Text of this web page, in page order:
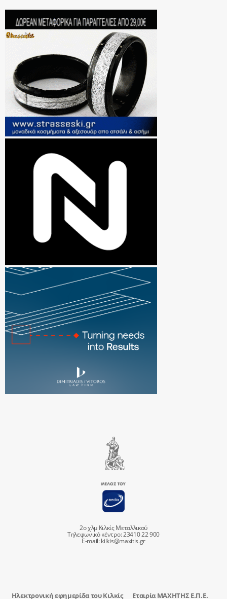
2ο χλμ Κιλκίς Μεταλλικού
Τηλεφωνικό κέντρο: 23410 22 900
E-mail:kilkis@maxitis.gr
Ηλεκτρονική εφημερίδα του Κιλκίς Εταιρία ΜΑΧΗΤΗΣ Ε.Π.Ε.